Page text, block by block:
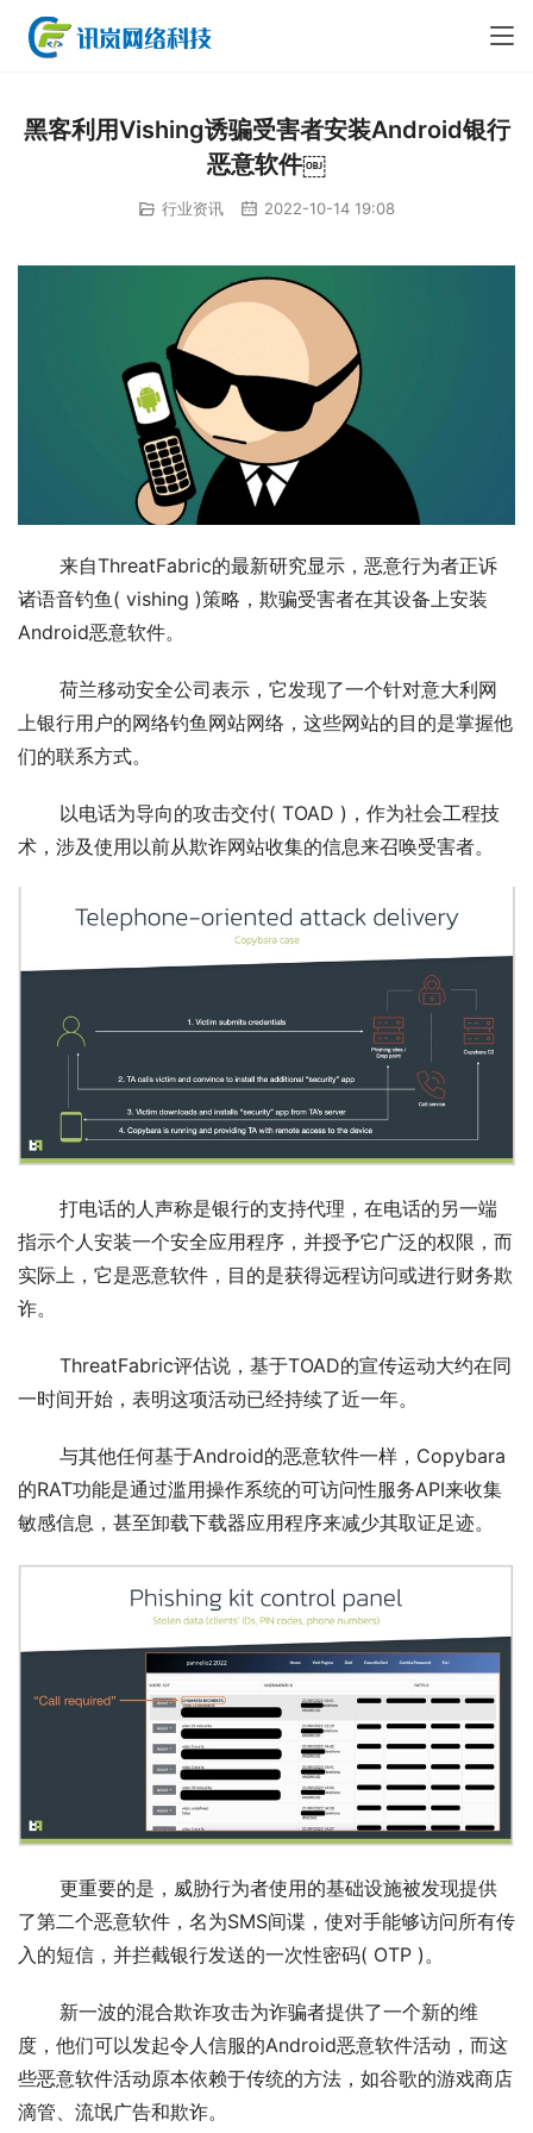
黑客利用Vishing诱骗受害者安装Android银行
恶意软件￼
行业资讯 2022-10-14 19:08
诸语音钓鱼( vishing )策略，欺骗受害者在其设备上安装
Android恶意软件。
上银行用户的网络钓鱼网站网络，这些网站的目的是掌握他
们的联系方式。
术，涉及使用以前从欺诈网站收集的信息来召唤受害者。
指示个人安装一个安全应用程序，并授予它广泛的权限，而
实际上，它是恶意软件，目的是获得远程访问或进行财务欺
诈。
一时间开始，表明这项活动已经持续了近一年。
的RAT功能是通过滥用操作系统的可访问性服务API来收集
敏感信息，甚至卸载下载器应用程序来减少其取证足迹。
了第二个恶意软件，名为SMS间谍，使对手能够访问所有传
入的短信，并拦截银行发送的一次性密码( OTP )。
度，他们可以发起令人信服的Android恶意软件活动，而这
些恶意软件活动原本依赖于传统的方法，如谷歌的游戏商店
滴管、流氓广告和欺诈。